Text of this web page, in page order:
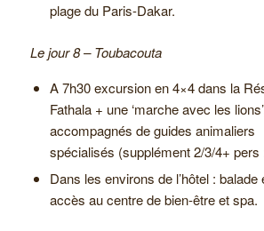
plage du Paris-Dakar.
Le jour 8 – Toubacouta
A 7h30 excursion en 4×4 dans la
Fathala + une ‘marche avec les
accompagnés de guides animaliers
spécialisés (supplément 2/3/4+ pers
Dans les environs de l’hôtel :
accès au centre de bien-être et spa.